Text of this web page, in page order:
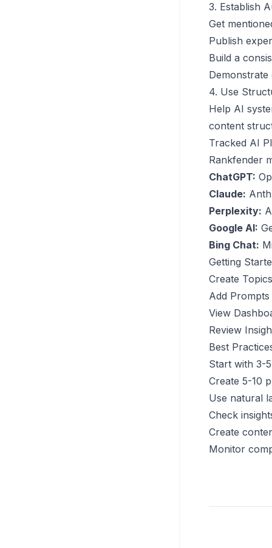
3. Establish
Get
Publish
Build a
4. Use
Help AI
content
Tracked AI
Rankfender
ChatGPT:
Claude:
Perplexity:
Google AI:
Bing Chat:
Getting
Create Topics
Add Prompts
View
Review
Best
Start with 3-
Create 5-10
Use natural
Check
Create
Monitor